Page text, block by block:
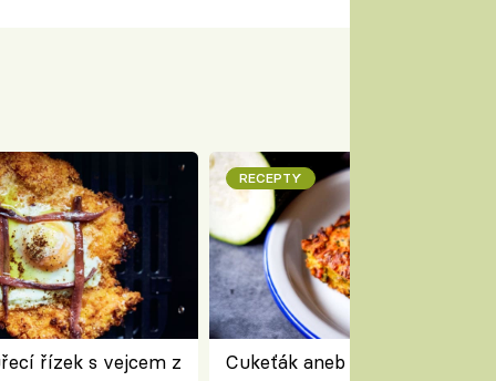
řízek s vejcem z
RECEPTY
Cukeťák aneb cuketový nákyp